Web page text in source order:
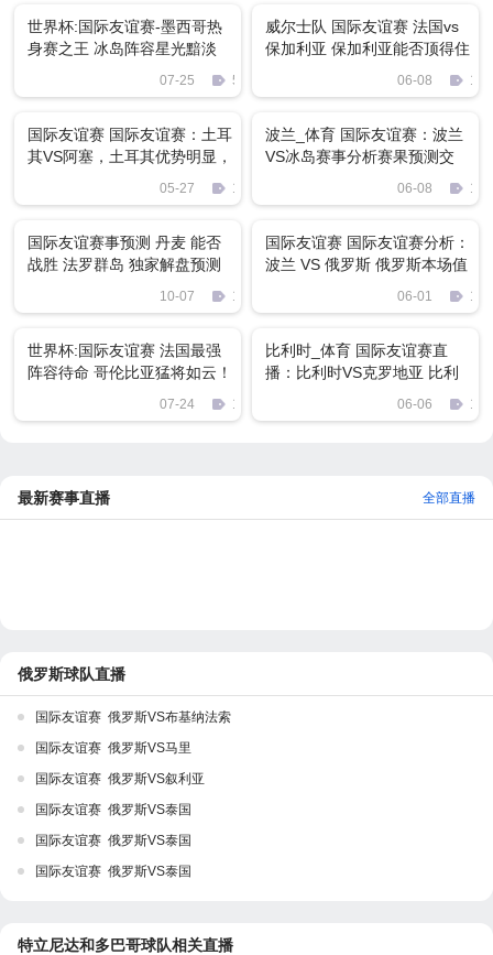
世界杯:国际友谊赛-墨西哥热
身赛之王 冰岛阵容星光黯淡
07-25 522
威尔士队 国际友谊赛 法国vs
保加利亚 保加利亚能否顶得住
06-08
国际友谊赛 国际友谊赛：土耳
其VS阿塞，土耳其优势明显，
05-27 1253
波兰_体育 国际友谊赛：波兰
VS冰岛赛事分析赛果预测交
06-08
国际友谊赛事预测 丹麦 能否
战胜 法罗群岛 独家解盘预测
10-07 1289
国际友谊赛 国际友谊赛分析：
波兰 VS 俄罗斯 俄罗斯本场值
06-01
世界杯:国际友谊赛 法国最强
阵容待命 哥伦比亚猛将如云！
07-24 1980
比利时_体育 国际友谊赛直
播：比利时VS克罗地亚 比利
06-06
最新赛事直播 全部直播
俄罗斯球队直播
国际友谊赛 俄罗斯VS布基纳法索
国际友谊赛 俄罗斯VS马里
国际友谊赛 俄罗斯VS叙利亚
国际友谊赛 俄罗斯VS泰国
国际友谊赛 俄罗斯VS泰国
国际友谊赛 俄罗斯VS泰国
特立尼达和多巴哥球队相关直播